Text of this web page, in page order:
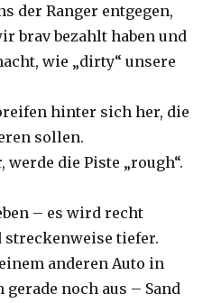
der Ranger entgegen,
brav bezahlt haben und
wie „dirty“ unsere
hinter sich her, die
sollen.
werde die Piste „rough“.
– es wird recht
streckenweise tiefer.
anderen Auto in
noch aus – Sand